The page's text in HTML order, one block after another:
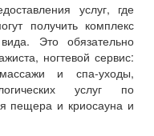
услуг, где
получить комплекс
Это обязательно
ногтевой сервис:
и спа-уходы,
услуг по
пещера и криосауна и